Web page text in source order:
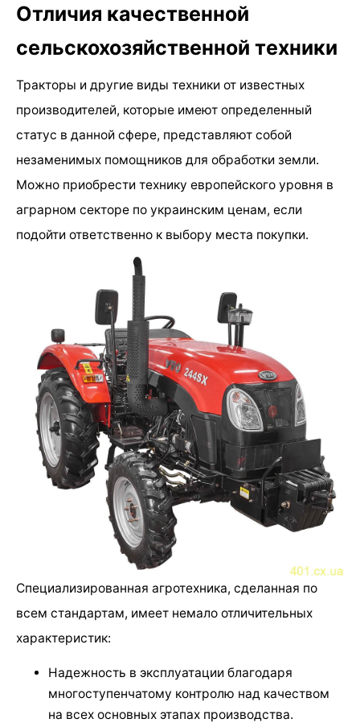
Отличия качественной
сельскохозяйственной техники
Тракторы и другие виды техники от известных
производителей, которые имеют определенный
статус в данной сфере, представляют собой
незаменимых помощников для обработки земли.
Можно приобрести технику европейского уровня в
аграрном секторе по украинским ценам, если
подойти ответственно к выбору места покупки.
Специализированная агротехника, сделанная по
всем стандартам, имеет немало отличительных
характеристик:
Надежность в эксплуатации благодаря
многоступенчатому контролю над качеством
на всех основных этапах производства.